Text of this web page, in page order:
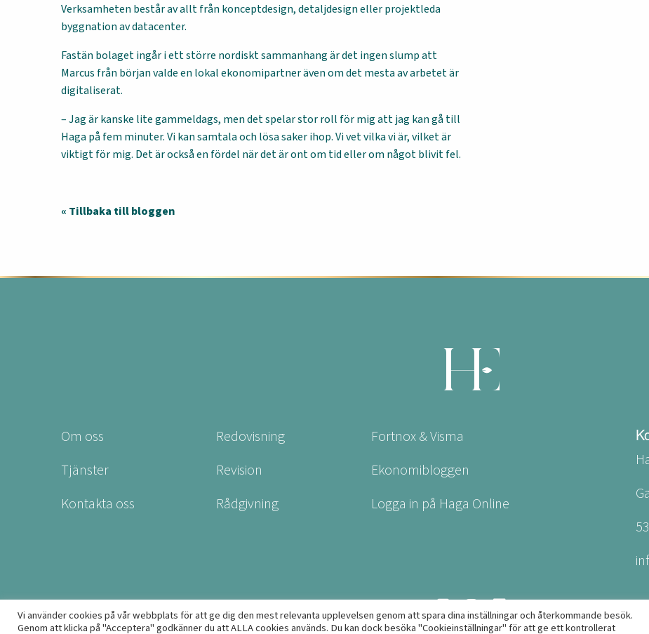
Verksamheten består av allt från konceptdesign, detaljdesign eller projektleda
byggnation av datacenter.
Fastän bolaget ingår i ett större nordiskt sammanhang är det ingen slump att
Marcus från början valde en lokal ekonomipartner även om det mesta av arbetet är
digitaliserat.
– Jag är kanske lite gammeldags, men det spelar stor roll för mig att jag kan gå till
Haga på fem minuter. Vi kan samtala och lösa saker ihop. Vi vet vilka vi är, vilket är
viktigt för mig. Det är också en fördel när det är ont om tid eller om något blivit fel.
« Tillbaka till bloggen
Om oss
Tjänster
Kontakta oss
Redovisning
Revision
Rådgivning
Fortnox & Visma
Ekonomibloggen
Logga in på Haga Online
Vi använder cookies på vår webbplats för att ge dig den mest relevanta upplevelsen genom att spara dina inställningar och återkommande besök.
Genom att klicka på "Acceptera" godkänner du att ALLA cookies används. Du kan dock besöka "Cookieinställningar" för att ge ett kontrollerat